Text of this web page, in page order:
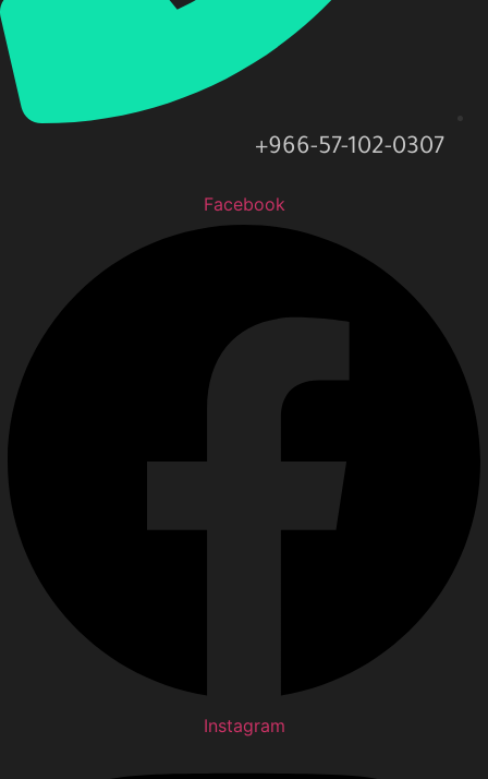
966-57-102-0307+
Facebook
Instagram